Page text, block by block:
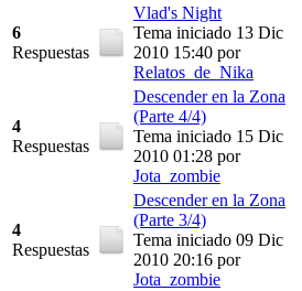
6
Respuestas
Vlad's Night
Tema iniciado 13 Dic
2010 15:40 por
Relatos_de_Nika
4
Respuestas
Descender en la Zona
(Parte 4/4)
Tema iniciado 15 Dic
2010 01:28 por
Jota_zombie
4
Respuestas
Descender en la Zona
(Parte 3/4)
Tema iniciado 09 Dic
2010 20:16 por
Jota_zombie